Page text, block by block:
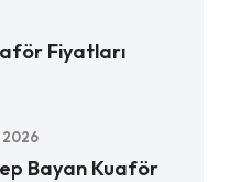
Fiyatları
2026
Bayan Kuaför